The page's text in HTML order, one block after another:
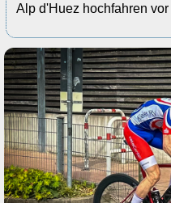
Alp d'Huez hochfahren